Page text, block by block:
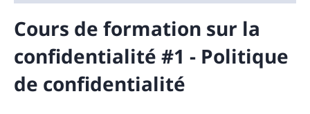
Cours de formation sur la
confidentialité #1 - Politique
de confidentialité